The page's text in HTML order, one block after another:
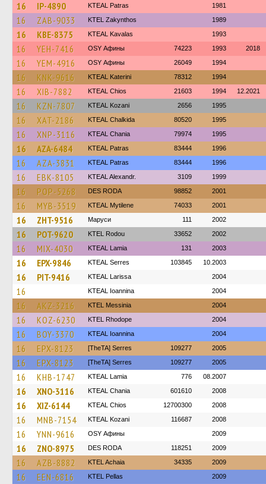
16 IP-4890 KTEAL Patras 1981
16 ZAB-9033 KTEL Zakynthos 1989
16 KBE-8375 KTEAL Kavalas 1993
16 YEH-7416 OSY Афины 74223 1993 2018
16 YEM-4916 OSY Афины 26049 1994
16 KNK-9616 KTEAL Katerini 78312 1994
16 XIB-7882 KTEAL Chios 21603 1994 12.2021
16 KZN-7807 KTEAL Kozani 2656 1995
16 XAT-2186 KTEAL Chalkida 80520 1995
16 XNP-3116 KTEAL Chania 79974 1995
16 AZA-6484 KTEAL Patras 83444 1996
16 AZA-3831 KTEAL Patras 83444 1996
16 EBK-8105 KTEAL Alexandr. 3109 1999
16 POP-5268 DES RODA 98852 2001
16 MYB-3519 KTEAL Mytilene 74033 2001
16 ZHT-9516 Маруси 111 2002
16 POT-9620 ΚΤΕL Rodou 33652 2002
16 MIX-4030 KTEAL Lamia 131 2003
16 EPX-9846 KTEAL Serres 103845 10.2003
16 PIT-9416 KTEAL Larissa 2004
16 KTEAL Ioannina 2004
16 AKZ-3216 KTEL Messinia 2004
16 KOZ-6230 KTEL Rhodope 2004
16 BOY-3370 KTEAL Ioannina 2004
16 EPX-8123 [TheTA] Serres 109277 2005
16 EPX-8123 [TheTA] Serres 109277 2005
16 KHB-1747 KTEAL Lamia 776 08.2007
16 XNO-3116 KTEAL Chania 601610 2008
16 XIZ-6144 KTEAL Chios 12700300 2008
16 MNB-7154 KTEAL Kozani 116687 2008
16 YNN-9616 OSY Афины 2009
16 ZNO-8975 DES RODA 118251 2009
16 AZB-8882 KTEL Achaia 34335 2009
16 EEN-6816 KTEL Pellas 2009